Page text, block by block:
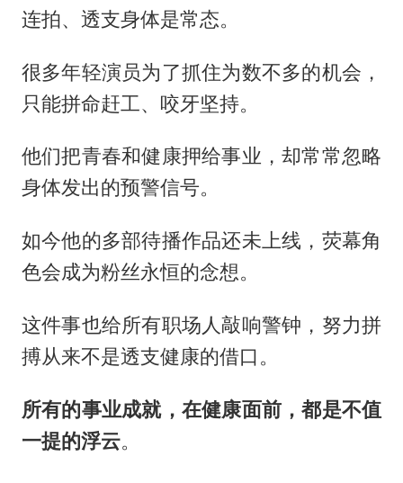
连拍、透支身体是常态。
很多年轻演员为了抓住为数不多的机会，
只能拼命赶工、咬牙坚持。
他们把青春和健康押给事业，却常常忽略
身体发出的预警信号。
如今他的多部待播作品还未上线，荧幕角
色会成为粉丝永恒的念想。
这件事也给所有职场人敲响警钟，努力拼
搏从来不是透支健康的借口。
所有的事业成就，在健康面前，都是不值
一提的浮云。